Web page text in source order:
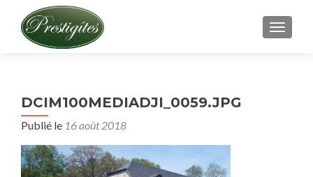
DCIM100MEDIADJI_0059.JPG
Publié le 16 août 2018